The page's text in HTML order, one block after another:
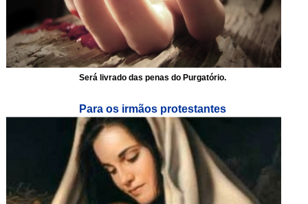
Será livrado das penas do Purgatório.
Para os irmãos protestantes